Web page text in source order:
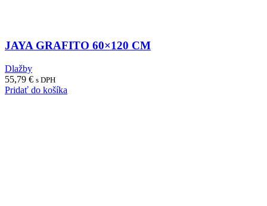
JAYA GRAFITO 60×120 CM
Dlažby
55,79 € s DPH
Pridať do košíka